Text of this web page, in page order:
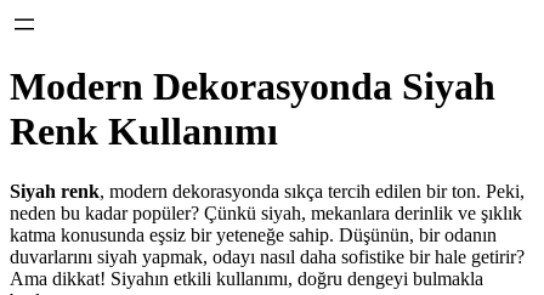
Modern Dekorasyonda Siyah
Renk Kullanımı
Siyah renk, modern dekorasyonda sıkça tercih edilen bir ton. Peki,
neden bu kadar popüler? Çünkü siyah, mekanlara derinlik ve şıklık
katma konusunda eşsiz bir yeteneğe sahip. Düşünün, bir odanın
duvarlarını siyah yapmak, odayı nasıl daha sofistike bir hale getirir?
Ama dikkat! Siyahın etkili kullanımı, doğru dengeyi bulmakla